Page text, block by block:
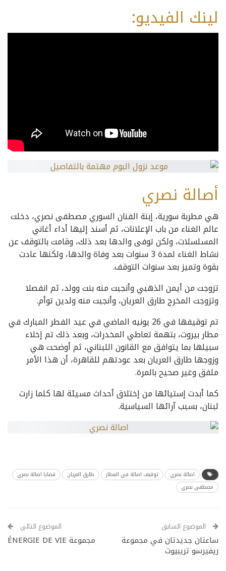
لينك الفيديو:
أصالة نصري
هي مطربة سورية، إبنة الفنان السوري مصطفى نصري، دخلت
عالم الغناء من باب الإعلانات، ثم أسند إليها أداء أغاني
المسلسلات، ولكن توفى والدها بعد ذلك، وقامت بالتوقف عن
نشاط الغناء لمدة 3 سنوات بعد وفاة والدها، ولكنها عادت
بقوة وتميز بعد سنوات التوقف.
تزوجت من أيمن الذهبي وأنجبت منه بنت وولد، ثم انفصلا
وتزوجت المخرج طارق العريان، وأنجبت منه ولدين توأم.
تم توقيفها في 26 يونيه الماضي في عيد الفطر المبارك في
مطار بيروت، بتهمة تعاطي المخدرات، وبعد ذلك تم إخلاء
سبيلها بما يتوافق مع القانون اللبناني، ثم أوضحت هي
وزوجها طارق العريان بعد عودتهم للقاهرة، أن هذا الأمر
ملفق وغير صحيح بالمرة.
كما أبدت إستيائها من إختلاق أحداث مسيئة لها كلما زارت
لبنان، بسبب آرائها السياسية.
اصالة نصري توقيف اصالة في المطار طارق العريان
قضايا اصالة نصري
مصطفى نصري
الموضوع السابق
ساعتان جديدتان في مجموعة
ريفيرسو تريبيوت
الموضوع التالي
مجموعة ÉNERGIE DE VIE